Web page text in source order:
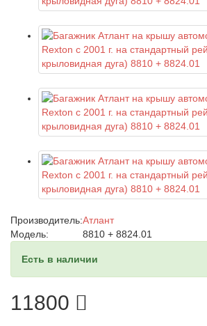
Производитель:Атлант
Модель:
8810 + 8824.01
Есть в наличии
11800